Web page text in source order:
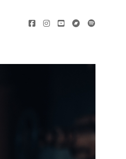
facebookinstagram
youtubebandcamp